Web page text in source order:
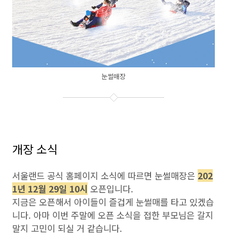
눈썰매장
개장 소식
서울랜드 공식 홈페이지 소식에 따르면 눈썰매장은 202
1년 12월 29일 10시 오픈입니다.
지금은 오픈해서 아이들이 즐겁게 눈썰매를 타고 있겠습
니다. 아마 이번 주말에 오픈 소식을 접한 부모님은 갈지
말지 고민이 되실 거 같습니다.